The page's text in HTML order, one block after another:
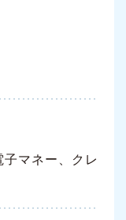
マネー、クレ